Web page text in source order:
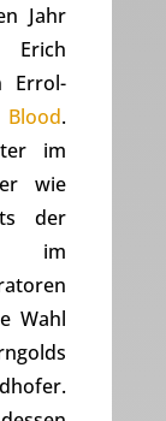
Jahr
Erich
Errol-
.
im
wie
der
im
Wahl